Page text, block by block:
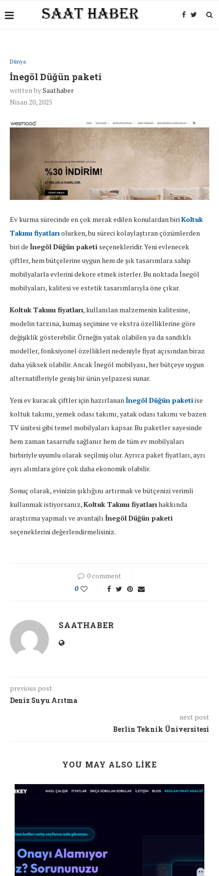
Dünya
İnegöl Düğün paketi
written bySaathaber
Nisan 20, 2025
Ev kurma sürecinde en çok merak edilen konulardan biriKoltuk
Takımı fiyatlarıolurken, bu süreci kolaylaştıran çözümlerden
biri de İnegöl Düğün paketi seçenekleridir. Yeni evlenecek
çiftler, hem bütçelerine uygun hem de şık tasarımlara sahip
mobilyalarla evlerini dekore etmek isterler. Bu noktada İnegöl
mobilyaları, kalitesi ve estetik tasarımlarıyla öne çıkar.
Koltuk Takımı fiyatları, kullanılan malzemenin kalitesine,
modelin tarzına, kumaş seçimine ve ekstra özelliklerine göre
değişiklik gösterebilir. Örneğin yatak olabilen ya da sandıklı
modeller, fonksiyonel özellikleri nedeniyle fiyat açısından biraz
daha yüksek olabilir. Ancak İnegöl mobilyası, her bütçeye uygun
alternatifleriyle geniş bir ürün yelpazesi sunar.
Yeni ev kuracak çiftler için hazırlananİnegöl Düğün paketiise
koltuk takımı, yemek odası takımı, yatak odası takımı ve bazen
TV ünitesi gibi temel mobilyaları kapsar. Bu paketler sayesinde
hem zaman tasarrufu sağlanır hem de tüm ev mobilyaları
birbiriyle uyumlu olarak seçilmiş olur. Ayrıca paket fiyatları, ayrı
ayrı alımlara göre çok daha ekonomik olabilir.
Sonuç olarak, evinizin şıklığını artırmak ve bütçenizi verimli
kullanmak istiyorsanız,Koltuk Takımı fiyatlarıhakkında
araştırma yapmalı ve avantajlı İnegöl Düğün paketi
seçeneklerini değerlendirmelisiniz.
0 comment
0
SAATHABER
previous post
Deniz Suyu Arıtma
next post
Berlin Teknik Üniversitesi
YOU MAY ALSO LIKE